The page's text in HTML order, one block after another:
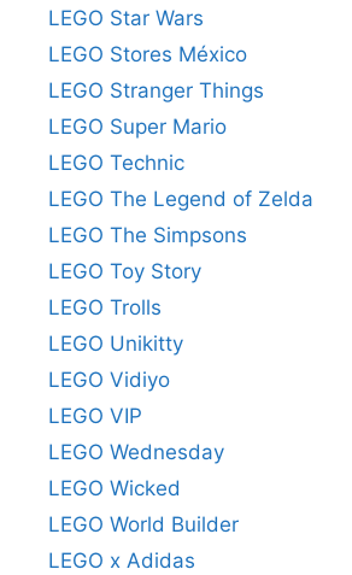
LEGO Star Wars
LEGO Stores México
LEGO Stranger Things
LEGO Super Mario
LEGO Technic
LEGO The Legend of Zelda
LEGO The Simpsons
LEGO Toy Story
LEGO Trolls
LEGO Unikitty
LEGO Vidiyo
LEGO VIP
LEGO Wednesday
LEGO Wicked
LEGO World Builder
LEGO x Adidas